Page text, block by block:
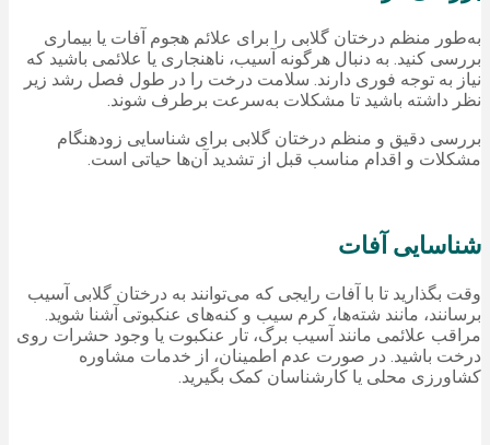
به‌طور منظم درختان گلابی را برای علائم هجوم آفات یا بیماری
بررسی کنید. به دنبال هرگونه آسیب، ناهنجاری یا علائمی باشید که
نیاز به توجه فوری دارند. سلامت درخت را در طول فصل رشد زیر
نظر داشته باشید تا مشکلات به‌سرعت برطرف شوند.
بررسی دقیق و منظم درختان گلابی برای شناسایی زودهنگام
مشکلات و اقدام مناسب قبل از تشدید آن‌ها حیاتی است.
شناسایی آفات
وقت بگذارید تا با آفات رایجی که می‌توانند به درختان گلابی آسیب
برسانند، مانند شته‌ها، کرم سیب و کنه‌های عنکبوتی آشنا شوید.
مراقب علائمی مانند آسیب برگ، تار عنکبوت یا وجود حشرات روی
درخت باشید. در صورت عدم اطمینان، از خدمات مشاوره
کشاورزی محلی یا کارشناسان کمک بگیرید.